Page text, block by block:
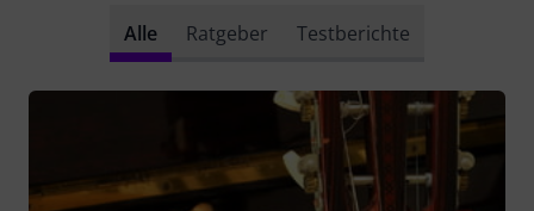
Alle Ratgeber Testberichte